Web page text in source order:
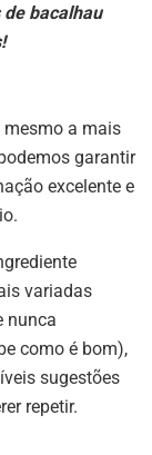
bacalhau
mesmo a mais
garantir
excelente e
variadas
nunca
como é bom),
sugestões
repetir.